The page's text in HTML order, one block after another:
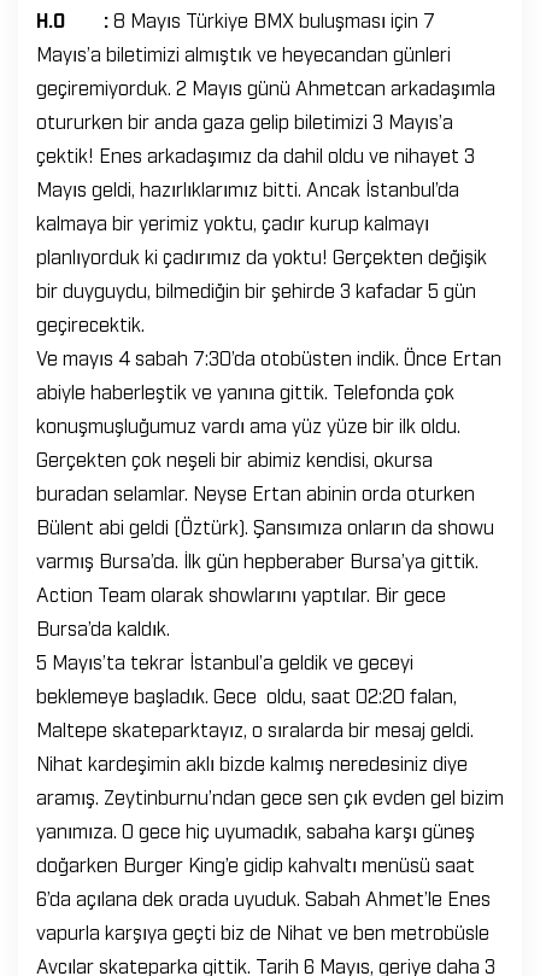
H.O : 8 Mayıs Türkiye BMX buluşması için 7
Mayıs’a biletimizi almıştık ve heyecandan günleri
geçiremiyorduk. 2 Mayıs günü Ahmetcan arkadaşımla
otururken bir anda gaza gelip biletimizi 3 Mayıs’a
çektik! Enes arkadaşımız da dahil oldu ve nihayet 3
Mayıs geldi, hazırlıklarımız bitti. Ancak İstanbul’da
kalmaya bir yerimiz yoktu, çadır kurup kalmayı
planlıyorduk ki çadırımız da yoktu! Gerçekten değişik
bir duyguydu, bilmediğin bir şehirde 3 kafadar 5 gün
geçirecektik.
Ve mayıs 4 sabah 7:30’da otobüsten indik. Önce Ertan
abiyle haberleştik ve yanına gittik. Telefonda çok
konuşmuşluğumuz vardı ama yüz yüze bir ilk oldu.
Gerçekten çok neşeli bir abimiz kendisi, okursa
buradan selamlar. Neyse Ertan abinin orda oturken
Bülent abi geldi (Öztürk). Şansımıza onların da showu
varmış Bursa’da. İlk gün hepberaber Bursa’ya gittik.
Action Team olarak showlarını yaptılar. Bir gece
Bursa’da kaldık.
5 Mayıs’ta tekrar İstanbul’a geldik ve geceyi
beklemeye başladık. Gece oldu, saat 02:20 falan,
Maltepe skateparktayız, o sıralarda bir mesaj geldi.
Nihat kardeşimin aklı bizde kalmış neredesiniz diye
aramış. Zeytinburnu’ndan gece sen çık evden gel bizim
yanımıza. O gece hiç uyumadık, sabaha karşı güneş
doğarken Burger King’e gidip kahvaltı menüsü saat
6’da açılana dek orada uyuduk. Sabah Ahmet’le Enes
vapurla karşıya geçti biz de Nihat ve ben metrobüsle
Avcılar skateparka gittik. Tarih 6 Mayıs, geriye daha 3